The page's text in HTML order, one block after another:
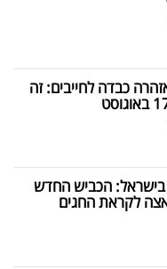
כבדה לחייבים: זה
בישראל: הכביש החדש
לקראת החגים